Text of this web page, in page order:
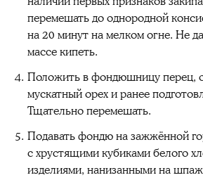
перемешать до однородной
на 20 минут на мелком огне. Не
массе кипеть.
Положить в фондюшницу перец,
мускатный орех и ранее
Тщательно перемешать.
Подавать фондю на зажжённой
с хрустящими кубиками белого
изделиями, нанизанными на